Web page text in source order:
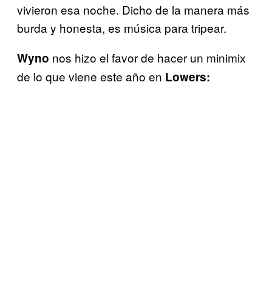
vivieron esa noche. Dicho de la manera más
burda y honesta, es música para tripear.
Wyno nos hizo el favor de hacer un minimix
de lo que viene este año en Lowers: